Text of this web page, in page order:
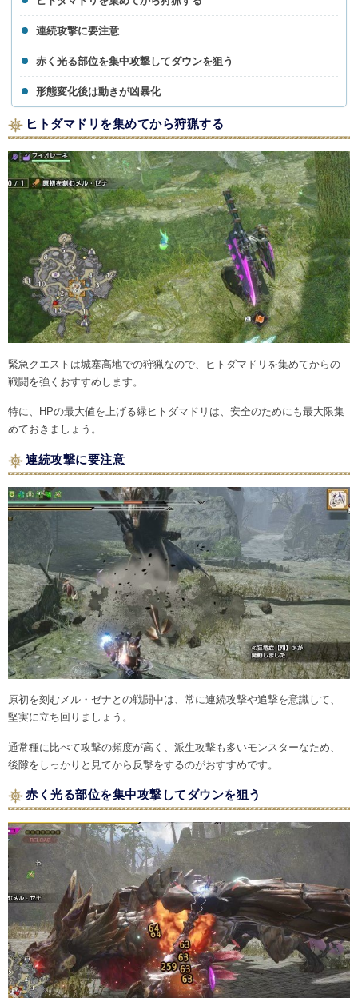
連続攻撃に要注意
赤く光る部位を集中攻撃してダウンを狙う
形態変化後は動きが凶暴化
ヒトダマドリを集めてから狩猟する
緊急クエストは城塞高地での狩猟なので、ヒトダマドリを集めてからの
戦闘を強くおすすめします。
特に、HPの最大値を上げる緑ヒトダマドリは、安全のためにも最大限集
めておきましょう。
連続攻撃に要注意
原初を刻むメル・ゼナとの戦闘中は、常に連続攻撃や追撃を意識して、
堅実に立ち回りましょう。
通常種に比べて攻撃の頻度が高く、派生攻撃も多いモンスターなため、
後隙をしっかりと見てから反撃をするのがおすすめです。
赤く光る部位を集中攻撃してダウンを狙う